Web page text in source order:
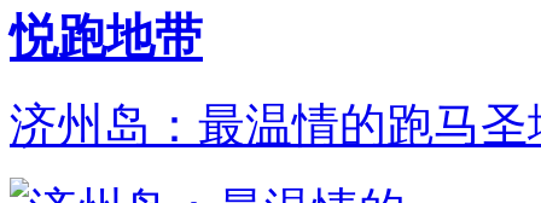
悦跑地带
济州岛：最温情的跑马